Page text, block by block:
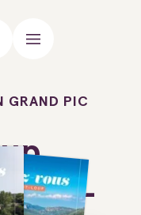
GRAND PIC
-